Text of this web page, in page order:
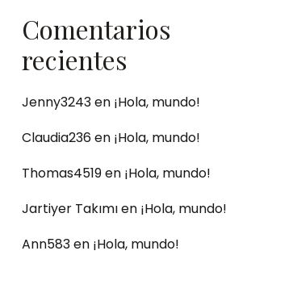
Comentarios
recientes
Jenny3243en ¡Hola, mundo!
Claudia236en ¡Hola, mundo!
Thomas4519en ¡Hola, mundo!
Jartiyer Takımıen ¡Hola, mundo!
Ann583en ¡Hola, mundo!